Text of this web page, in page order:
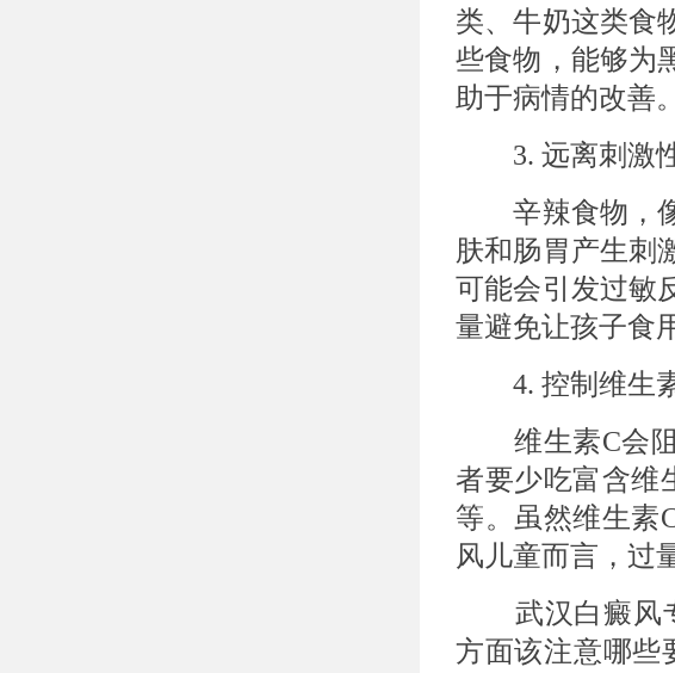
类、牛奶这类食
些食物，能够为
助于病情的改善。
3. 远离刺激
辛辣食物，像
肤和肠胃产生刺
可能会引发过敏
量避免让孩子食
4. 控制维生
维生素C会阻
者要少吃富含维
等。虽然维生素
风儿童而言，过
武汉白癜风专
方面该注意哪些